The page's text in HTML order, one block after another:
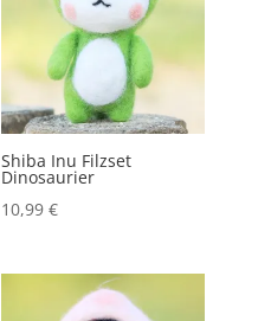
Shiba Inu Filzset
Dinosaurier
10,99€